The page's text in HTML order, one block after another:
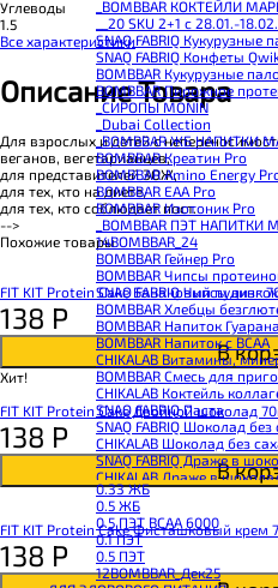
_BOMBBAR КОКТЕЙЛИ
__20 SKU 2+1 с 28.01.-
SNAQ FABRIQ Кукурузные
SNAQ FABRIQ Конфеты
BOMBBAR Кукурузные
BOMBBAR Пирожное
_CИРОПЫ MONIN
_Dubai Collection
_BOMBBAR ЖБ НАПИТКИ
BOMBBAR Креатин Pro
BOMBBAR Amino Energy
BOMBBAR EAA Pro
BOMBBAR Изотоник Pro
_BOMBBAR ПЭТ
14BOMBBAR_24
BOMBBAR Гейнер Pro
BOMBBAR Чипсы
SNAQ FABRIQ Чипсы
BOMBBAR Хлебцы
BOMBBAR Напиток
BOMBBAR Напиток с BCAA
CHIKALAB Витамины,
BOMBBAR Смесь для
CHIKALAB Коктейль
SNAQ FABRIQ Паста
SNAQ FABRIQ Шоколад без
CHIKALAB Шоколад без
SNAQ FABRIQ Драже в
CHIKALAB Драже в
BOMBBAR Каша овсяная
BOMBBAR Джем
BOMBBAR
BOMBBAR Паста
CHIKALAB Паста
CHIKALAB Смеси для
0.33 ЖБ
0.5 ЖБ
0.5 ПЭТ ВСАА 6000
0.1 ПЭТ
0.5 ПЭТ
12BOMBBAR_Дек25
Углеводы
1.5
Все характеристики
Описание Товара
Для взрослых и детей с
веганов, вегетарианцев,
для представителей ЗОЖ,
для тех, кто на диете,
для тех, кто соблюдает пост.
-->
Похожие товары
FIT KIT Protein Cake Банановый пудинг
138 Р
В
Хит!
FIT KIT Protein Cake Двойной шоколад
138 Р
В
FIT KIT Protein Cake Фисташковый крем
138 Р